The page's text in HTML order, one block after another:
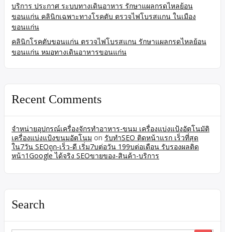
บริการ ประกาศ ระบบทางเดินอาหาร รักษาแผลกรดไหลย้อน
ขอนแก่น คลินิกเฉพาะทางโรคตับ ตรวจไฟโบรสแกน ในเมือง
ขอนแก่น
คลินิกโรคตับขอนแก่น ตรวจไฟโบรสแกน รักษาแผลกรดไหลย้อน
ขอนแก่น หมอทางเดินอาหารขอนแก่น
Recent Comments
จำหน่ายอุปกรณ์เครื่องจักรทำอาหาร-ขนม เครื่องแบ่งแป้งอัตโนมัติ
เครื่องแบ่งแป้งขนมอัตโนม on รับทำSEO ติดหน้าแรก เร็วที่สุด
ใน7วัน SEOถูก-เร็ว-ดี เริ่ม7บต่อวัน 199บต่อเดือน รับรองผลติด
หน้า1Google ได้จริง SEOขายของ-สินค้า-บริการ
Search